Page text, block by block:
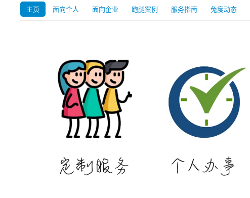
主页 面向个人 面向企业 跑腿案例 服务指南 兔度动态